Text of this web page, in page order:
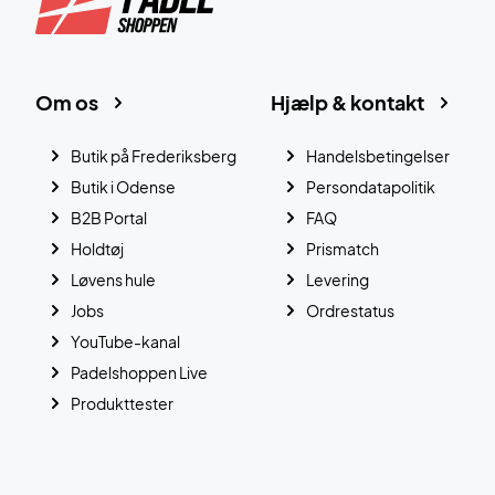
Hjælp & kontakt
Handelsbetingelser
Persondatapolitik
FAQ
Prismatch
Levering
Ordrestatus
Om os
Butik på Frederiksberg
Butik i Odense
B2B Portal
Holdtøj
Løvens hule
Jobs
YouTube-kanal
Padelshoppen Live
Produkttester